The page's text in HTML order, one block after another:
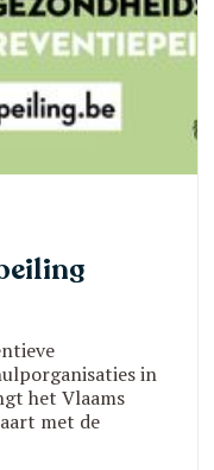
in
het Vlaams
met de